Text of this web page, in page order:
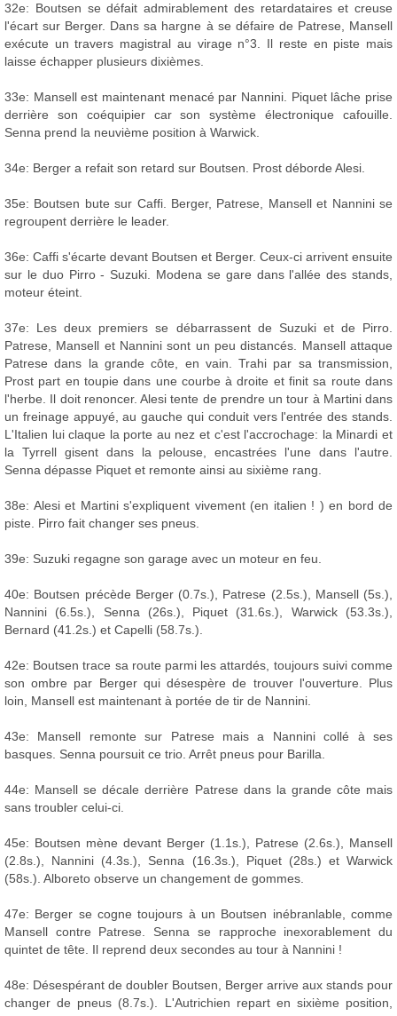
32e: Boutsen se défait admirablement des retardataires et creuse
l'écart sur Berger. Dans sa hargne à se défaire de Patrese, Mansell
exécute un travers magistral au virage n°3. Il reste en piste mais
laisse échapper plusieurs dixièmes.
33e: Mansell est maintenant menacé par Nannini. Piquet lâche prise
derrière son coéquipier car son système électronique cafouille.
Senna prend la neuvième position à Warwick.
34e: Berger a refait son retard sur Boutsen. Prost déborde Alesi.
35e: Boutsen bute sur Caffi. Berger, Patrese, Mansell et Nannini se
regroupent derrière le leader.
36e: Caffi s'écarte devant Boutsen et Berger. Ceux-ci arrivent ensuite
sur le duo Pirro - Suzuki. Modena se gare dans l'allée des stands,
moteur éteint.
37e: Les deux premiers se débarrassent de Suzuki et de Pirro.
Patrese, Mansell et Nannini sont un peu distancés. Mansell attaque
Patrese dans la grande côte, en vain. Trahi par sa transmission,
Prost part en toupie dans une courbe à droite et finit sa route dans
l'herbe. Il doit renoncer. Alesi tente de prendre un tour à Martini dans
un freinage appuyé, au gauche qui conduit vers l'entrée des stands.
L'Italien lui claque la porte au nez et c'est l'accrochage: la Minardi et
la Tyrrell gisent dans la pelouse, encastrées l'une dans l'autre.
Senna dépasse Piquet et remonte ainsi au sixième rang.
38e: Alesi et Martini s'expliquent vivement (en italien ! ) en bord de
piste. Pirro fait changer ses pneus.
39e: Suzuki regagne son garage avec un moteur en feu.
40e: Boutsen précède Berger (0.7s.), Patrese (2.5s.), Mansell (5s.),
Nannini (6.5s.), Senna (26s.), Piquet (31.6s.), Warwick (53.3s.),
Bernard (41.2s.) et Capelli (58.7s.).
42e: Boutsen trace sa route parmi les attardés, toujours suivi comme
son ombre par Berger qui désespère de trouver l'ouverture. Plus
loin, Mansell est maintenant à portée de tir de Nannini.
43e: Mansell remonte sur Patrese mais a Nannini collé à ses
basques. Senna poursuit ce trio. Arrêt pneus pour Barilla.
44e: Mansell se décale derrière Patrese dans la grande côte mais
sans troubler celui-ci.
45e: Boutsen mène devant Berger (1.1s.), Patrese (2.6s.), Mansell
(2.8s.), Nannini (4.3s.), Senna (16.3s.), Piquet (28s.) et Warwick
(58s.). Alboreto observe un changement de gommes.
47e: Berger se cogne toujours à un Boutsen inébranlable, comme
Mansell contre Patrese. Senna se rapproche inexorablement du
quintet de tête. Il reprend deux secondes au tour à Nannini !
48e: Désespérant de doubler Boutsen, Berger arrive aux stands pour
changer de pneus (8.7s.). L'Autrichien repart en sixième position,